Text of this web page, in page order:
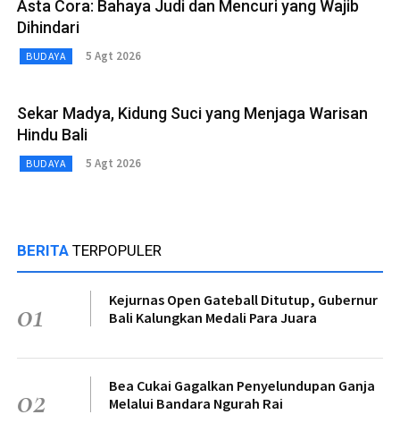
Asta Cora: Bahaya Judi dan Mencuri yang Wajib
Dihindari
BUDAYA 5 Agt 2026
Sekar Madya, Kidung Suci yang Menjaga Warisan
Hindu Bali
BUDAYA 5 Agt 2026
BERITA TERPOPULER
01
Kejurnas Open Gateball Ditutup, Gubernur
Bali Kalungkan Medali Para Juara
02
Bea Cukai Gagalkan Penyelundupan Ganja
Melalui Bandara Ngurah Rai